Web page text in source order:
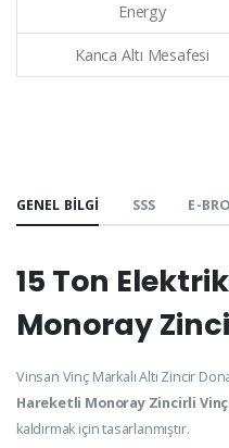
Energy
Kanca Altı Mesafesi
GENEL BILGI SSS E-
15 Ton
Monoray
Vinsan Vinç Markalı Altı Zincir
Hareketli Monoray Zincirli
kaldırmak için tasarlanmıştır.